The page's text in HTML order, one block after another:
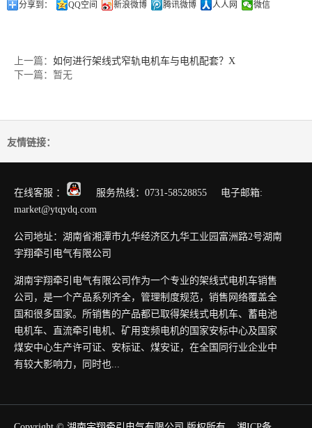
分享到： QQ空间 新浪微博 腾讯微博 人人网 微信
上一篇： 如何进行架线式窄轨电机车与电机配套？X
下一篇：暂无
友情链接：
在线客服 ：
服务热线：0731-58528855 电子邮箱:
market@ytqydq.com
公司地址：湖南省湘潭市九华经济区九华工业园富洲路2号湖南
宇翔牵引电气有限公司
湖南宇翔牵引电气有限公司作为一个专业的架线式电机车销售
公司，是一个产品系列齐全，管理制度规范，销售网络覆盖全
国和很多国家。所销售的产品都已取得架线式电机车、蓄电池
电机车、直流牵引电机、矿用变频电机的国家安标中心及国家
煤安中心生产许可证、安标证、煤安证，在全国同行业企业中
有较大影响力，同时也...